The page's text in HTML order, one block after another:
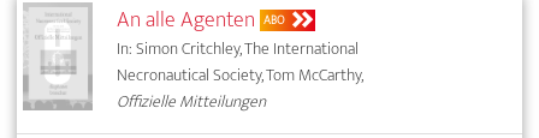
An alle Agenten ABO
In: Simon Critchley, The International
Necronautical Society, Tom McCarthy,
Offizielle Mitteilungen